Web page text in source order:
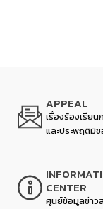
APPEAL
เรื่องร้องเรียน
และประพฤติมิ
CENTER
ศูนย์ข้อมูลข่าว